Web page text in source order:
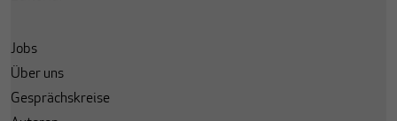
Jobs
Über uns
Gesprächskreise